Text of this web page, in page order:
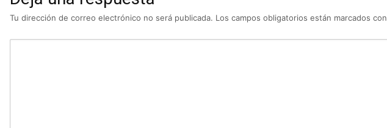
Tu dirección de correo electrónico no será publicada. Los campos obligatorios están marcados con